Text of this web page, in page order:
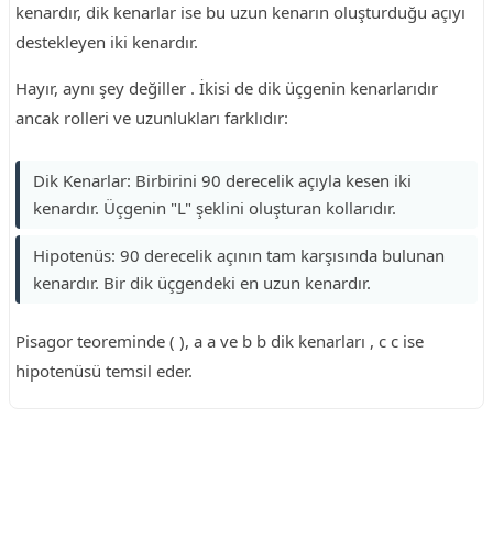
kenardır, dik kenarlar ise bu uzun kenarın oluşturduğu açıyı
destekleyen iki kenardır.
Hayır, aynı şey değiller . İkisi de dik üçgenin kenarlarıdır
ancak rolleri ve uzunlukları farklıdır:
Dik Kenarlar: Birbirini 90 derecelik açıyla kesen iki
kenardır. Üçgenin "L" şeklini oluşturan kollarıdır.
Hipotenüs: 90 derecelik açının tam karşısında bulunan
kenardır. Bir dik üçgendeki en uzun kenardır.
Pisagor teoreminde ( ), a a ve b b dik kenarları , c c ise
hipotenüsü temsil eder.